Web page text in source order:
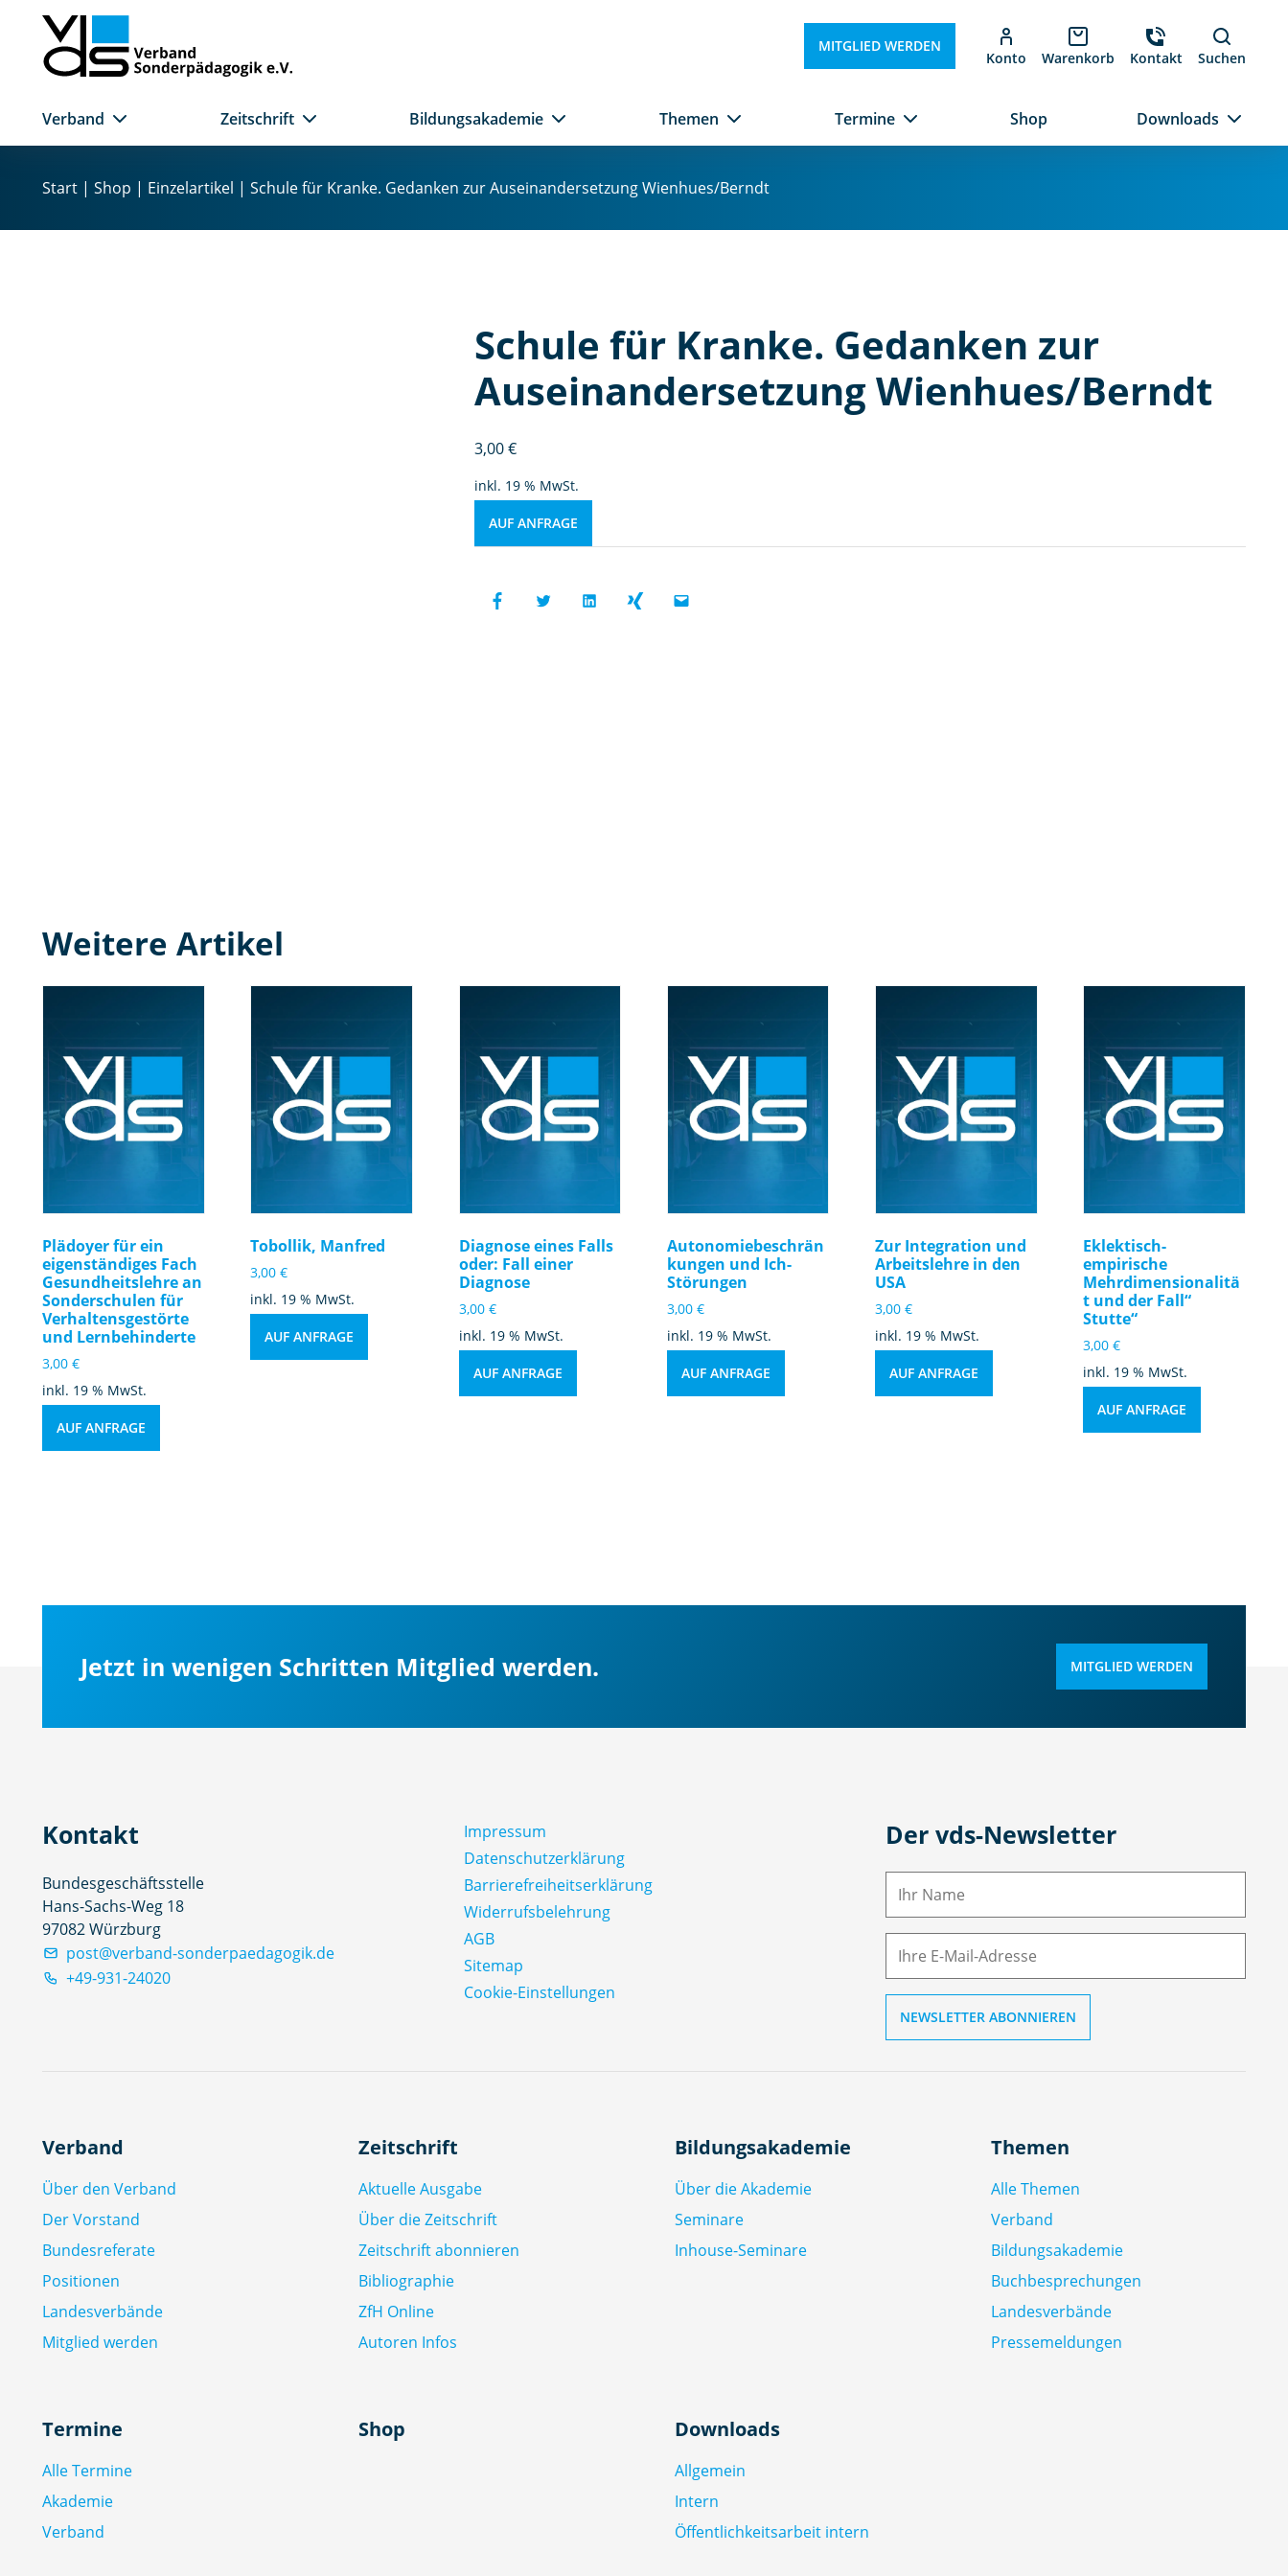
I
MITGLIED WERDEN
Konto Warenkorb Kontakt Suchen
Verband Zeitschrift Bildungsakademie Themen Termine Shop Downloads
Start | Shop | Einzelartikel | Schule für Kranke. Gedanken zur Auseinandersetzung Wienhues/Berndt
Schule für Kranke. Gedanken zur
Auseinandersetzung Wienhues/Berndt
3,00€
inkl. 19 % MwSt.
AUF ANFRAGE
Weitere Artikel
Plädoyer für ein
eigenständiges Fach
Gesundheitslehre an
Sonderschulen für
Verhaltensgestörte
und Lernbehinderte
3,00 €
inkl. 19 % MwSt.
AUF ANFRAGE
Tobollik, Manfred
3,00€
inkl. 19 % MwSt.
AUF ANFRAGE
Diagnose eines Falls
oder: Fall einer
Diagnose
3,00 €
inkl. 19 % MwSt.
AUF ANFRAGE
Autonomiebeschrän
kungen und Ich-
Störungen
3,00 €
inkl. 19 % MwSt.
AUF ANFRAGE
Zur Integration und
Arbeitslehre in den
USA
3,00€
inkl. 19 % MwSt.
AUF ANFRAGE
Eklektisch-
empirische
Mehrdimensionalitä
t und der Fall“
Stutte“
3,00€
inkl. 19 % MwSt.
AUF ANFRAGE
Jetzt in wenigen Schritten Mitglied werden. MITGLIED WERDEN
Kontakt
Bundesgeschäftsstelle
Hans-Sachs-Weg 18
97082 Würzburg
post@verband-sonderpaedagogik.de
+49-931-24020
Impressum
Datenschutz­erklärung
Barrierefreiheitserklärung
Widerrufsbelehrung
AGB
Sitemap
Cookie-Einstellungen
Der vds-Newsletter
N
M
Verband
Über den Verband
Der Vorstand
Bundesreferate
Positionen
Landesverbände
Mitglied werden
Zeitschrift
Aktuelle Ausgabe
Über die Zeitschrift
Zeitschrift abonnieren
Bibliographie
ZfH Online
Autoren Infos
Bildungsakademie
Über die Akademie
Seminare
Inhouse-Seminare
Themen
Alle Themen
Verband
Bildungsakademie
Buchbesprechungen
Landesverbände
Pressemeldungen
Termine
Alle Termine
Akademie
Verband
Shop Downloads
Allgemein
Intern
Öffentlichkeitsarbeit intern